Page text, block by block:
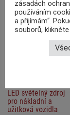
LED světelný zdroj
pro nákladní a
užitková vozidla
zásadách
používáním
a přijímám“.
souborů,